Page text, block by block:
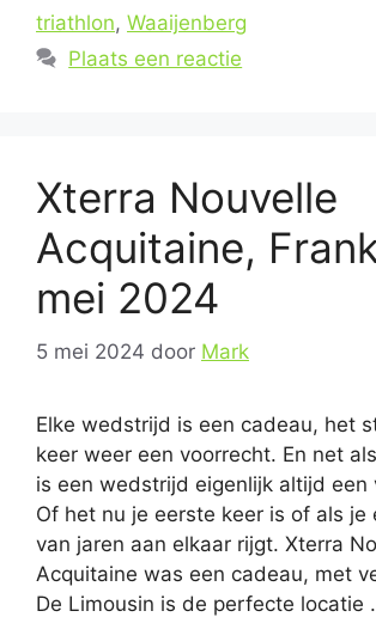
triathlon, Waaijenberg
Plaats een reactie
Xterra Nouvelle
Acquitaine,
mei 2024
5 mei 2024 door Mark
Elke wedstrijd is een cadeau, het
keer weer een voorrecht. En net
is een wedstrijd eigenlijk altijd een
Of het nu je eerste keer is of als je
van jaren aan elkaar rijgt. Xterra
Acquitaine was een cadeau, met
De Limousin is de perfecte locatie